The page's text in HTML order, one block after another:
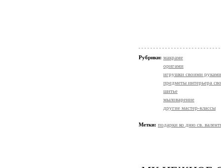
Рубрики: макраме
оригами
игрушки своими руками
предметы интерьера
шитье
мыловарение
другие мастер-классы
Метки: подарки ко дню св.